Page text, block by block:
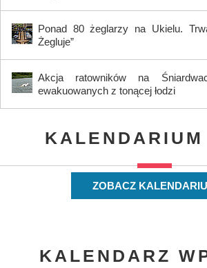
Ponad 80 żeglarzy na Ukielu.
Żegluje”
Akcja ratowników na
ewakuowanych z tonącej łodzi
ZOBACZ
KALENDARZ